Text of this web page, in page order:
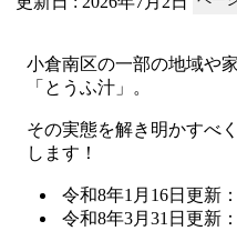
小倉南区の一部の地域や
「とうふ汁」。
その実態を解き明かすべ
します！
令和8年1月16日更新
令和8年3月31日更新